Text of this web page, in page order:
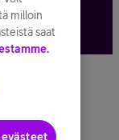
milloin
saat
evästeet